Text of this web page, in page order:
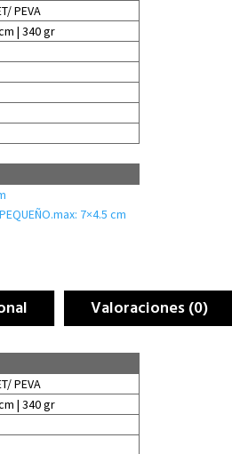
PEVA
| 340 gr
7×4.5 cm
Valoraciones (0)
PEVA
| 340 gr